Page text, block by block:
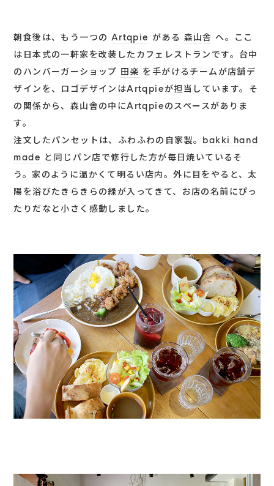
朝食後は、もう一つの Artqpie がある 森山舎 へ。ここ
は日本式の一軒家を改装したカフェレストランです。台中
のハンバーガーショップ 田楽 を手がけるチームが店舗デ
ザインを、ロゴデザインはArtqpieが担当しています。そ
の関係から、森山舎の中にArtqpieのスペースがありま
す。
注文したパンセットは、ふわふわの自家製。 bakki hand
made と同じパン店で修行した方が毎日焼いているそ
う。家のように温かくて明るい店内。外に目をやると、太
陽を浴びたきらきらの緑が入ってきて、お店の名前にぴっ
たりだなと小さく感動しました。